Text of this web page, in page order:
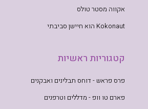
אקווה מסטר טולס
Kokonaut הוא חיישן סביבתי
קטגוריות ראשיות
פרס פראש - דוחס תבלינים ואבקנים
פארם טו וופ - מדללים וטרפנים